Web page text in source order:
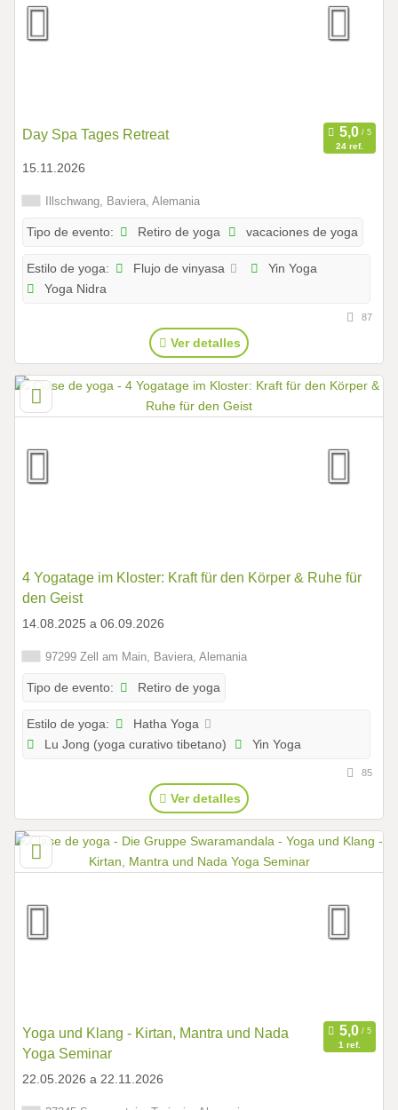
Day Spa Tages Retreat
24 ref.
15.11.2026
Illschwang, Baviera, Alemania
Tipo de evento: Retiro de yoga vacaciones de yoga
Estilo de yoga: Flujo de vinyasa
Yin Yoga
Yoga Nidra
87
Ver detalles
4 Yogatage im Kloster: Kraft für den Körper & Ruhe für
den Geist
14.08.2025 a 06.09.2026
97299 Zell am Main, Baviera, Alemania
Tipo de evento: Retiro de yoga
Estilo de yoga:
Hatha Yoga
Lu Jong (yoga curativo tibetano)
Yin Yoga
85
Ver detalles
Yoga und Klang - Kirtan, Mantra und Nada
Yoga Seminar
1 ref.
22.05.2026 a 22.11.2026